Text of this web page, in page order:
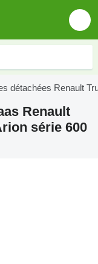
détachées Renault
Renault
série 600